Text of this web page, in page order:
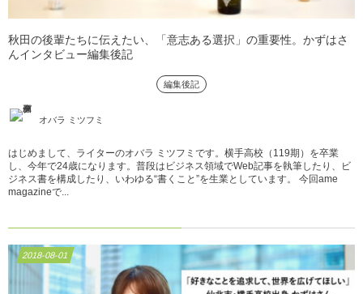
秋田の後輩たちに伝えたい、「意志ある選択」の重要性。かずはさ
んインタビュー編集後記
編集後記
オバラ ミツフミ
はじめまして、ライターのオバラ ミツフミです。横手高校（119期）を卒業
し、今年で24歳になります。普段はビジネス領域でWeb記事を執筆したり、ビ
ジネス書を構成したり、いわゆる“書くこと”を生業としています。 今回ame
magazineで...
2018-08-01